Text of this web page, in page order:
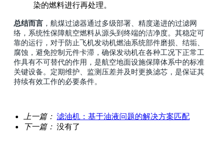
染的燃料进行再处理。
总结而言 ，航煤过滤器通过多级部署、精度递进的过滤网
络，系统性保障航空燃料从源头到终端的洁净度。其稳定可
靠的运行，对于防止飞机发动机燃油系统部件磨损、结垢、
腐蚀，避免控制元件卡滞，确保发动机在各种工况下正常工
作具有不可替代的作用，是航空地面设施保障体系中的标准
关键设备。定期维护、监测压差并及时更换滤芯，是保证其
持续有效工作的必要条件。
上一篇： 滤油机：基于油液问题的解决方案匹配
下一篇： 没有了